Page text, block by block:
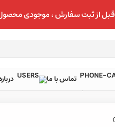
تماس با ما
ساعت مچی کاسیو سری جی شاک مدل GA-1100-1A3DR
قبل از ثبت سفارش ، موجودی محصول